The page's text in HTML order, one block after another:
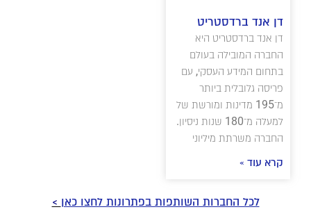
דן אנד ברדסטריט
דן אנד ברדסטריט היא
החברה המובילה בעולם
בתחום המידע העסקי, עם
פריסה גלובלית ביותר
מ־195 מדינות ומורשת של
למעלה מ־180 שנות ניסיון.
החברה משרתת מיליוני
קרא עוד »
לכל החברות השותפות בפתרונות לחצו כאן >